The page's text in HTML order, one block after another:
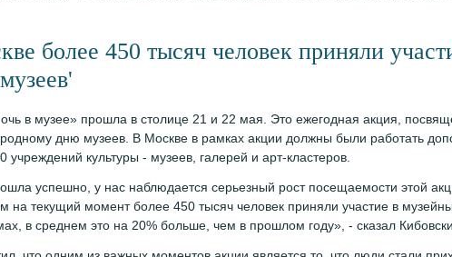
более 450 тысяч человек приняли
в музее» прошла в столице 21 и 22 мая. Это ежегодная акция,
дню музеев. В Москве в рамках акции должны были работать
учреждений культуры - музеев, галерей и арт-кластеров.
успешно, у нас наблюдается серьезный рост посещаемости этой
на текущий момент более 450 тысяч человек приняли участие в
в среднем это на 20% больше, чем в прошлом году», - сказал